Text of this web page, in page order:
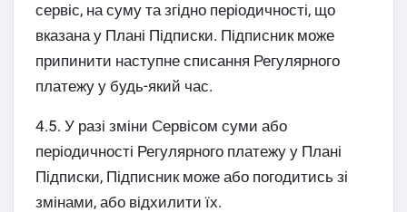
сервіс, на суму та згідно періодичності, що
вказана у Плані Підписки. Підписник може
припинити наступне списання Регулярного
платежу у будь-який час.
4.5. У разі зміни Сервісом суми або
періодичності Регулярного платежу у Плані
Підписки, Підписник може або погодитись зі
змінами, або відхилити їх.